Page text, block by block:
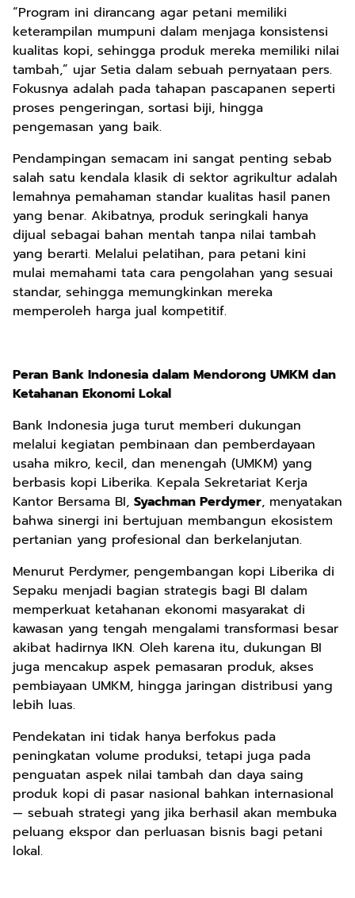
“Program ini dirancang agar petani memiliki
keterampilan mumpuni dalam menjaga konsistensi
kualitas kopi, sehingga produk mereka memiliki nilai
tambah,” ujar Setia dalam sebuah pernyataan pers.
Fokusnya adalah pada tahapan pascapanen seperti
proses pengeringan, sortasi biji, hingga
pengemasan yang baik.
Pendampingan semacam ini sangat penting sebab
salah satu kendala klasik di sektor agrikultur adalah
lemahnya pemahaman standar kualitas hasil panen
yang benar. Akibatnya, produk seringkali hanya
dijual sebagai bahan mentah tanpa nilai tambah
yang berarti. Melalui pelatihan, para petani kini
mulai memahami tata cara pengolahan yang sesuai
standar, sehingga memungkinkan mereka
memperoleh harga jual kompetitif.
Peran Bank Indonesia dalam Mendorong UMKM dan
Ketahanan Ekonomi Lokal
Bank Indonesia juga turut memberi dukungan
melalui kegiatan pembinaan dan pemberdayaan
usaha mikro, kecil, dan menengah (UMKM) yang
berbasis kopi Liberika. Kepala Sekretariat Kerja
Kantor Bersama BI, Syachman Perdymer, menyatakan
bahwa sinergi ini bertujuan membangun ekosistem
pertanian yang profesional dan berkelanjutan.
Menurut Perdymer, pengembangan kopi Liberika di
Sepaku menjadi bagian strategis bagi BI dalam
memperkuat ketahanan ekonomi masyarakat di
kawasan yang tengah mengalami transformasi besar
akibat hadirnya IKN. Oleh karena itu, dukungan BI
juga mencakup aspek pemasaran produk, akses
pembiayaan UMKM, hingga jaringan distribusi yang
lebih luas.
Pendekatan ini tidak hanya berfokus pada
peningkatan volume produksi, tetapi juga pada
penguatan aspek nilai tambah dan daya saing
produk kopi di pasar nasional bahkan internasional
— sebuah strategi yang jika berhasil akan membuka
peluang ekspor dan perluasan bisnis bagi petani
lokal.